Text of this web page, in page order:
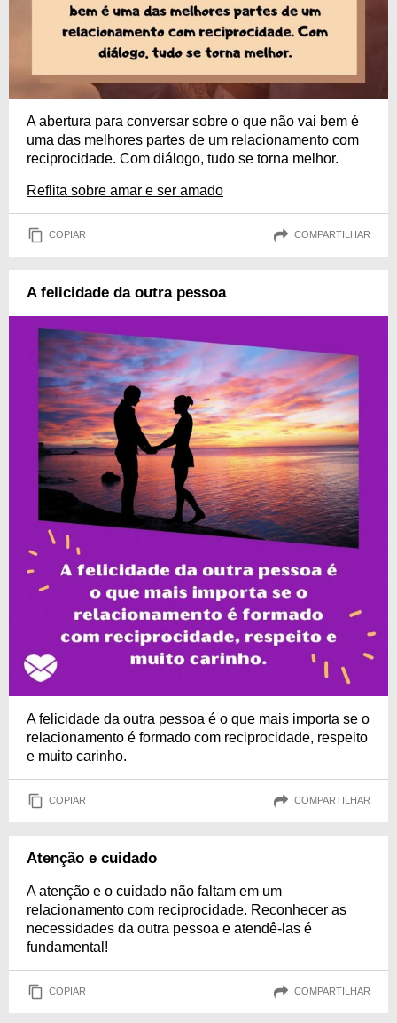
A abertura para conversar sobre o que não vai bem é
uma das melhores partes de um relacionamento com
reciprocidade. Com diálogo, tudo se torna melhor.
Reflita sobre amar e ser amado
COPIAR COMPARTILHAR
A felicidade da outra pessoa
A felicidade da outra pessoa é o que mais importa se o
relacionamento é formado com reciprocidade, respeito
e muito carinho.
COPIAR COMPARTILHAR
Atenção e cuidado
A atenção e o cuidado não faltam em um
relacionamento com reciprocidade. Reconhecer as
necessidades da outra pessoa e atendê-las é
fundamental!
COPIAR COMPARTILHAR